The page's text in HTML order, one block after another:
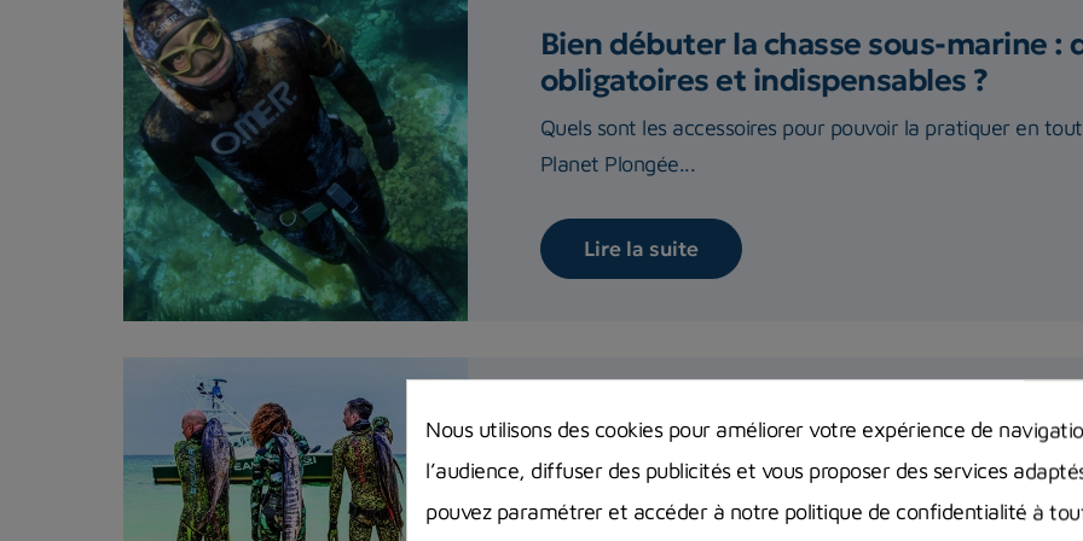
Bien débuter la chasse sous-marine :
obligatoires et indispensables ?
Quels sont les accessoires pour pouvoir la pratiquer en
Planet Plongée...
Lire la suite
Règlementation chasse sous-marine
Réglementation de la pêche sous-marine en France :
compte et où ? Vous...
Nous utilisons des cookies pour améliorer votre expérience de
l’audience, diffuser des publicités et vous proposer des services
pouvez paramétrer et accéder à notre politique de confidentialité à